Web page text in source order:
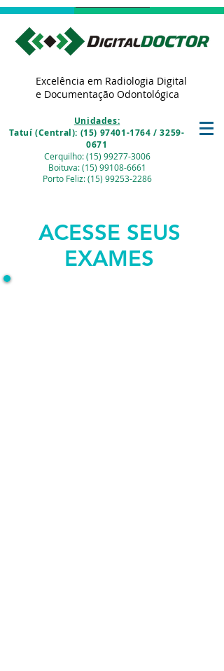
Excelência em Radiologia Digital
e Documentação Odontológica
Unidades:
Tatuí (Central): (15) 97401-1764 / 3259-
0671
Cerquilho: (15) 99277-3006
Boituva: (15) 99108-6661
Porto Feliz: (15) 99253-2286
ACESSE SEUS
EXAMES